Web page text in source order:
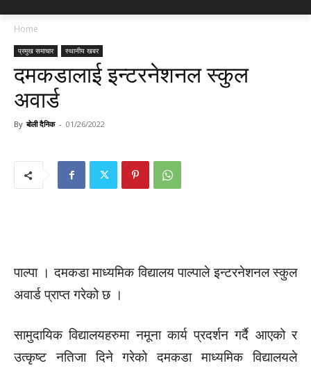
Home
प्रमुख समाचार स्थानीय खबर
दमकडालाई इन्टरनेशनल स्कुल
अवार्ड
By बोली दैनिक - 01/26/2022
पाल्पा । दमकडा माध्यमिक विद्यालय पाल्पाले इन्टरनेशनल स्कुल
अवार्ड प्राप्त गरेको छ ।
सामुदायिक विद्यालयहरुमा नमूना कार्य प्रदर्शन गर्दै आएको र
उत्कृष्ट नतिजा दिने गरेको दमकडा माध्यमिक विद्यालयले